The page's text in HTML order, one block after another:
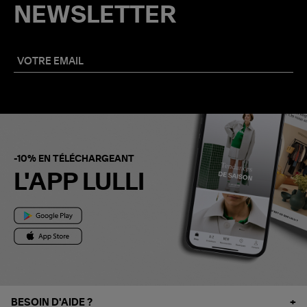
NEWSLETTER
-10% EN TÉLÉCHARGEANT
L'APP LULLI
BESOIN D'AIDE ?